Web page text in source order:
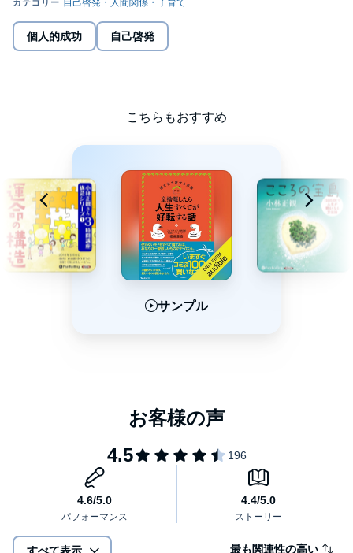
本書には特別対談として、
ひすいこたろう氏とのスピ対談を収録しています。
第1章 運がよくなるために、実践することが大切な理由
第2章 誰でもすぐに始められる「金運」を引き寄せる方法
第3章 運が必ず引き寄せられる「掃除のススメ」
第4章 人生にツキを呼ぶ「全捨離」のやり方
第5章 「健康運」をアップさせる超実践的な方法
第6章 あなたの夢を叶える、具体的な夢の引き寄せ方
第7章 日頃から運を引き寄せるための習慣
櫻庭 露樹（さくらば つゆき）
代表取締役。幼少から青年期までを東京で過ごす。高校を卒業
後、料理人などさまざまな職業を経験する。
36歳のとき、小林正観氏と出会い、目に見えないものの正体につ
いて興味を抱き研究を始める。神奈川県川崎市で雑貨店をオープ
ン。東京・自由が丘に天然石の専門店Ameri Stoneをオープン。
現在は講演活動やモンゴルのマンホール・チルドレンの支援など
の社会貢献活動のほか、YouTubeなどでも幅広く活躍。
個人的成功 自己啓発
こちらもおすすめ
サンプル
最も関連性の高い